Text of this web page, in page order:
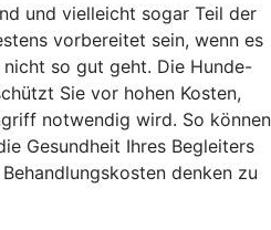
und vielleicht sogar Teil der
vorbereitet sein, wenn es
so gut geht. Die Hunde-
Sie vor hohen Kosten,
notwendig wird. So können
Gesundheit Ihres Begleiters
denken zu